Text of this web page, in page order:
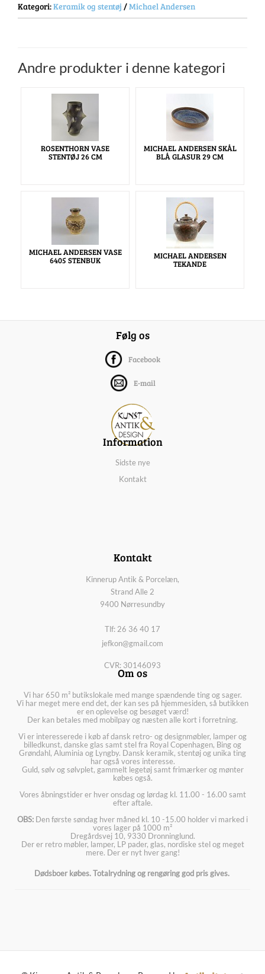
Kategori:Keramik og stentøj /Michael Andersen
Andre produkter i denne kategori
ROSENTHORN VASE
STENTØJ 26 CM
MICHAEL ANDERSEN SKÅL
BLÅ GLASUR 29 CM
MICHAEL ANDERSEN VASE
6405 STENBUK MICHAEL ANDERSEN
TEKANDE
Følg os
Facebook
E-mail
Information
Sidste nye
Kontakt
Kontakt
Kinnerup Antik & Porcelæn,
Strand Alle 2
9400 Nørresundby
Tlf: 26 36 40 17
jefkon@gmail.com
CVR: 30146093
Om os
Vi har 650 m² butikslokale med mange spændende ting og sager.
Vi har meget mere end det, der kan ses på hjemmesiden, så butikken
er en oplevelse og besøget værd!
Der kan betales med mobilpay og næsten alle kort i forretning.
Vi er interesserede i køb af dansk retro- og designmøbler, lamper og
billedkunst, danske glas samt stel fra Royal Copenhagen, Bing og
Grøndahl, Aluminia og Lyngby. Dansk keramik, stentøj og unika ting
har også vores interesse.
Guld, sølv og sølvplet, gammelt legetøj samt frimærker og mønter
købes også.
Vores åbningstider er hver onsdag og lørdag kl. 11.00 - 16.00 samt
efter aftale.
OBS: Den første søndag hver måned kl. 10 -15.00 holder vi marked i
vores lager på 1000 m²
Dregårdsvej 10, 9330 Dronninglund.
Der er retro møbler, lamper, LP pader, glas, nordiske stel og meget
mere. Der er nyt hver gang!
Dødsboer købes. Totalrydning og rengøring god pris gives.